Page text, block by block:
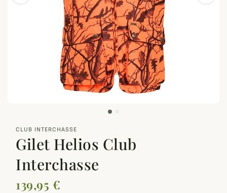
zoom_out_map
CLUB INTERCHASSE
Gilet Helios Club
Interchasse
139,95 €